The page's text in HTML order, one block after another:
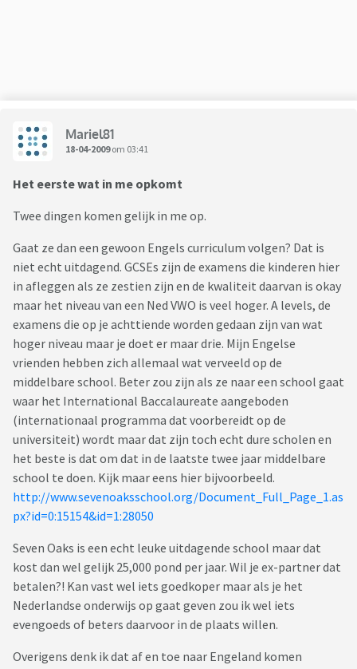
Mariel81
18-04-2009om 03:41
Het eerste wat in me opkomt
Twee dingen komen gelijk in me op.
Gaat ze dan een gewoon Engels curriculum volgen? Dat is
niet echt uitdagend. GCSEs zijn de examens die kinderen hier
in afleggen als ze zestien zijn en de kwaliteit daarvan is okay
maar het niveau van een Ned VWO is veel hoger. A levels, de
examens die op je achttiende worden gedaan zijn van wat
hoger niveau maar je doet er maar drie. Mijn Engelse
vrienden hebben zich allemaal wat verveeld op de
middelbare school. Beter zou zijn als ze naar een school gaat
waar het International Baccalaureate aangeboden
(internationaal programma dat voorbereidt op de
universiteit) wordt maar dat zijn toch echt dure scholen en
het beste is dat om dat in de laatste twee jaar middelbare
school te doen. Kijk maar eens hier bijvoorbeeld.
http://www.sevenoaksschool.org/Document_Full_Page_1.as
px?id=0:15154&id=1:28050
Seven Oaks is een echt leuke uitdagende school maar dat
kost dan wel gelijk 25,000 pond per jaar. Wil je ex-partner dat
betalen?! Kan vast wel iets goedkoper maar als je het
Nederlandse onderwijs op gaat geven zou ik wel iets
evengoeds of beters daarvoor in de plaats willen.
Overigens denk ik dat af en toe naar Engeland komen